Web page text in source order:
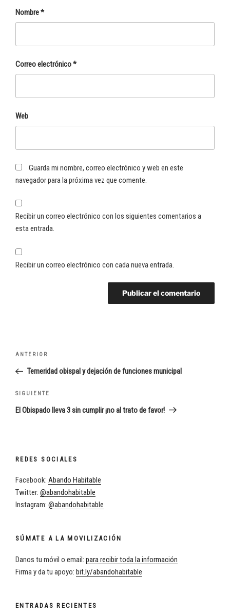
Nombre*
Correo electrónico*
Web
Guarda mi nombre, correo electrónico y web en este
navegador para la próxima vez que comente.
Recibir un correo electrónico con los siguientes comentarios a
esta entrada.
Recibir un correo electrónico con cada nueva entrada.
Navegación
entradas
Entrada
anterior:
ANTERIOR
Temeridad obispal y dejación de funciones municipal
Siguiente
entrada
SIGUIENTE
El Obispado lleva 3 sin cumplir ¡no al trato de favor!
REDES SOCIALES
Facebook: Abando Habitable
Twitter: @abandohabitable
Instagram: @abandohabitable
SÚMATE A LA MOVILIZACIÓN
Danos tu móvil o email: para recibir toda la información
Firma y da tu apoyo: bit.ly/abandohabitable
ENTRADAS RECIENTES